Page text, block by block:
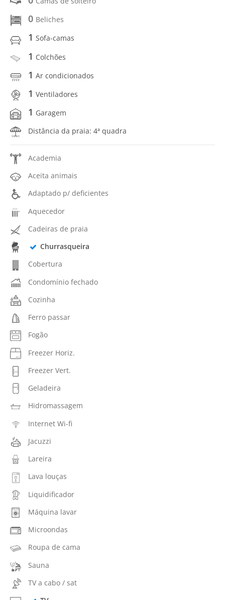
0 Beliches
1 Sofa-camas
1 Colchões
1 Ar condicionados
1 Ventiladores
1 Garagem
Distância da praia: 4ª quadra
Academia
Aceita animais
Adaptado p/ deficientes
Aquecedor
Cadeiras de praia
Churrasqueira
Cobertura
Condomínio fechado
Cozinha
Ferro passar
Fogão
Freezer Horiz.
Freezer Vert.
Geladeira
Hidromassagem
Internet Wi-fi
Jacuzzi
Lareira
Lava louças
Liquidificador
Máquina lavar
Microondas
Roupa de cama
Sauna
TV a cabo / sat